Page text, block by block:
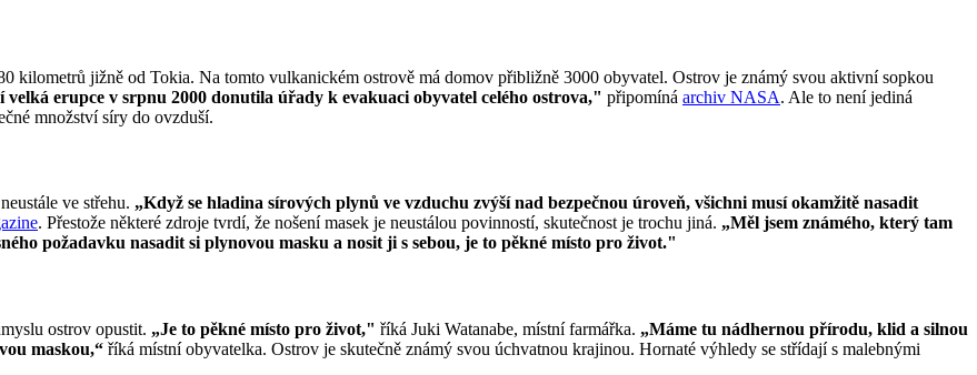
kilometrů jižně od Tokia. Na tomto vulkanickém ostrově má domov přibližně 3000 obyvatel. Ostrov je známý svou aktivní sopkou
velká erupce v srpnu 2000 donutila úřady k evakuaci obyvatel celého ostrova," připomíná archiv NASA. Ale to není jediná
množství síry do ovzduší.
ve střehu. „Když se hladina sírových plynů ve vzduchu zvýší nad bezpečnou úroveň, všichni musí okamžitě nasadit
. Přestože některé zdroje tvrdí, že nošení masek je neustálou povinností, skutečnost je trochu jiná. „Měl jsem známého, který tam
požadavku nasadit si plynovou masku a nosit ji s sebou, je to pěkné místo pro život."
ostrov opustit. „Je to pěkné místo pro život," říká Juki Watanabe, místní farmářka. „Máme tu nádhernou přírodu, klid a silnou
maskou,“ říká místní obyvatelka. Ostrov je skutečně známý svou úchvatnou krajinou. Hornaté výhledy se střídají s malebnými